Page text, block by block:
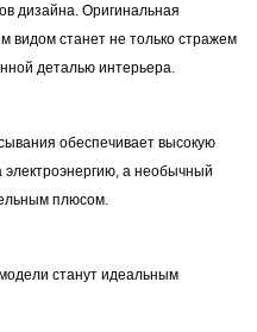
дизайна. Оригинальная
видом станет не только стражем
деталью интерьера.
обеспечивает высокую
электроэнергию, а необычный
плюсом.
станут идеальным